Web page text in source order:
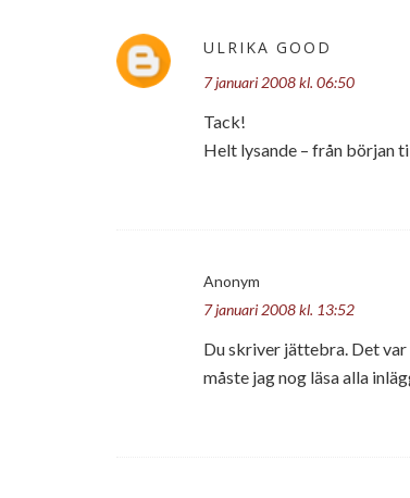
ULRIKA GOOD
7 januari 2008 kl. 06:50
Tack!
Helt lysande – från början
Anonym
7 januari 2008 kl. 13:52
Du skriver jättebra. Det
måste jag nog läsa alla